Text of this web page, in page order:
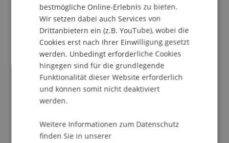
Dozierende/Dozierender:
Dr. Michael McMillan
School/Professur:
MSc in Finance
What should you do if you are asked to do
something that you believe is illegal or
bestmögliche Online-Erlebnis zu bieten.
Wir setzen dabei auch Services von
Drittanbietern ein (z.B. YouTube), wobei die
Cookies erst nach Ihrer Einwilligung gesetzt
werden. Unbedingt erforderliche Cookies
hingegen sind für die grundlegende
Funktionalität dieser Website erforderlich
und können somit nicht deaktiviert
werden.
Weitere Informationen zum Datenschutz
finden Sie in unserer